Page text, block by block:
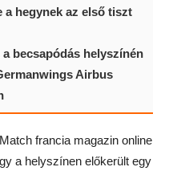
a hegynek az első tiszt
becsapódás helyszínén
Airbus
francia magazin online
a helyszínen előkerült egy